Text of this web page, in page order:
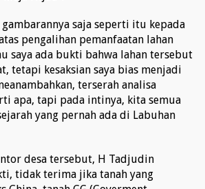
saja seperti itu kepada
pengalihan pemanfaatan lahan
saya ada bukti bahwa lahan tersebut
tetapi kesaksian saya bias menjadi
terserah analisa
apa, tapi pada intinya, kita semua
yang pernah ada di Labuhan
desa tersebut, H Tadjudin
tidak terima jika tanah yang